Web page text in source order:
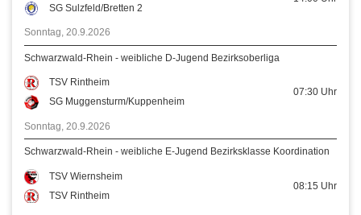
SG Sulzfeld/Bretten 2
Sonntag, 20.9.2026
Schwarzwald-Rhein - weibliche D-Jugend Bezirksoberliga
TSV Rintheim
SG Muggensturm/Kuppenheim
07:30 Uhr
Sonntag, 20.9.2026
Schwarzwald-Rhein - weibliche E-Jugend Bezirksklasse Koordination
TSV Wiernsheim
TSV Rintheim
08:15 Uhr